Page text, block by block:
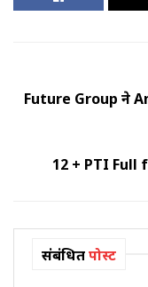
Future Group ने
12 + PTI
संबंधितपोस्ट